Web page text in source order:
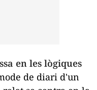
en les lògiques
de diari d'un